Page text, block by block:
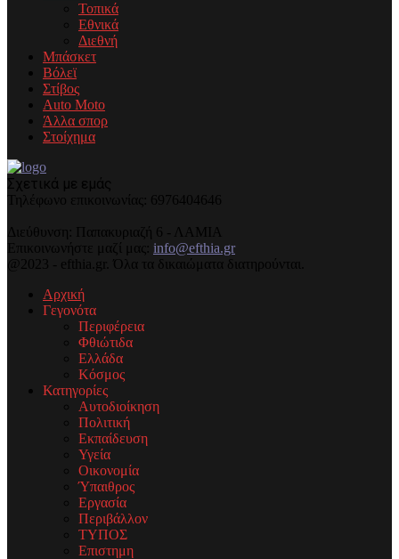
Τοπικά
Εθνικά
Διεθνή
Μπάσκετ
Βόλεϊ
Στίβος
Auto Moto
Άλλα σπορ
Στοίχημα
Σχετικά με εμάς
Τηλέφωνo επικοινωνίας: 6976404646
Διεύθυνση: Παπακυριαζή 6 - ΛΑΜΙΑ
Επικοινωνήστε μαζί μας: info@efthia.gr
@2023 - efthia.gr. Όλα τα δικαιώματα διατηρούνται.
Αρχική
Γεγονότα
Περιφέρεια
Φθιώτιδα
Ελλάδα
Κόσμος
Κατηγορίες
Αυτοδιοίκηση
Πολιτική
Εκπαίδευση
Υγεία
Οικονομία
Ύπαιθρος
Εργασία
Περιβάλλον
ΤΥΠΟΣ
Επιστημη